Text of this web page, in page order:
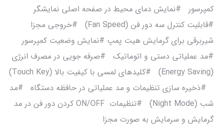
کمپرسور #نمایش دمای محیط در صفحه اصلی نمایشگر
#قابلیت کنترل سه دور فن (Fan Speed) #خروجی مجزا
شیربرقی برای گرمایش هیت پمپ #نمایش وضعیت کمپرسور
#مد عملیاتی دستی و اتوماتیک #صرفه جویی در مصرف انرژی
(Energy Saving) #کلیدهای لمسی با کیفیت بالا (Touch Key)
#ذخیره سازی تنظیمات و مد عملیاتی در حافظه دستگاه #مد
شب (Night Mode) #تنظیمات ON/OFF کردن دور فن در مد
گرمایش و سرمایش به صورت مجزا